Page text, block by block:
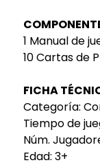
1 Manual de
10 Cartas de
FICHA
Categoría:
Tiempo de
Núm.
Edad: 3+